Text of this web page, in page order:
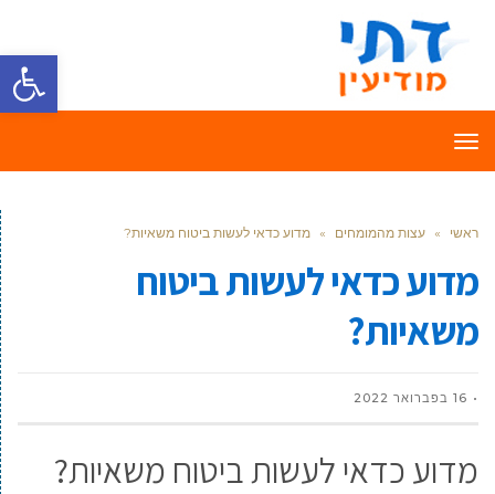
פתח
תפריט
ראשי » עצות מהמומחים » מדוע כדאי לעשות ביטוח משאיות?
מדוע כדאי לעשות ביטוח
משאיות?
16 בפברואר 2022
מדוע כדאי לעשות ביטוח משאיות?